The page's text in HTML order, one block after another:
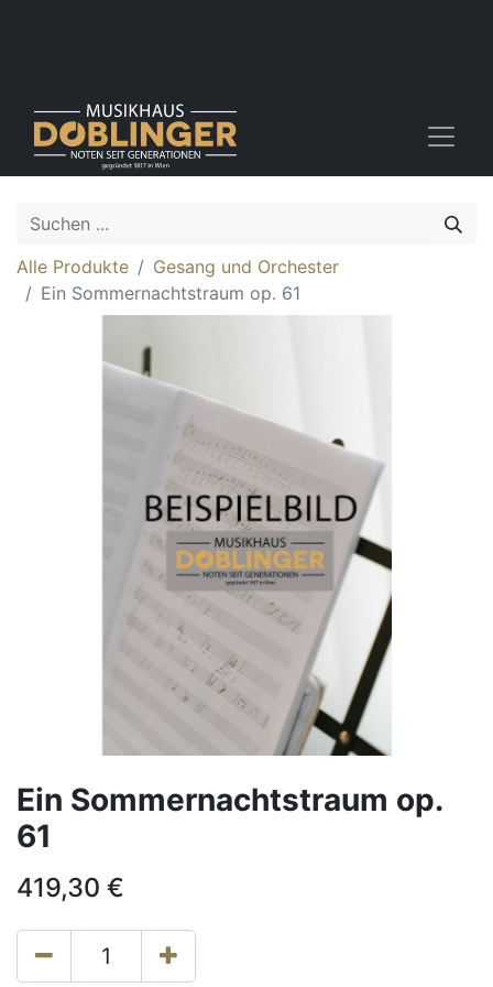
Alle Produkte
Gesang und Orchester
Ein Sommernachtstraum op. 61
Ein Sommernachtstraum op.
61
419,30 €